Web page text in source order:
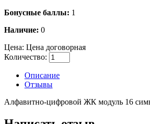
Бонусные баллы: 1
Наличие: 0
Цена: Цена договорная
Количество:
Описание
Отзывы
Алфавитно-цифровой ЖК модуль 16